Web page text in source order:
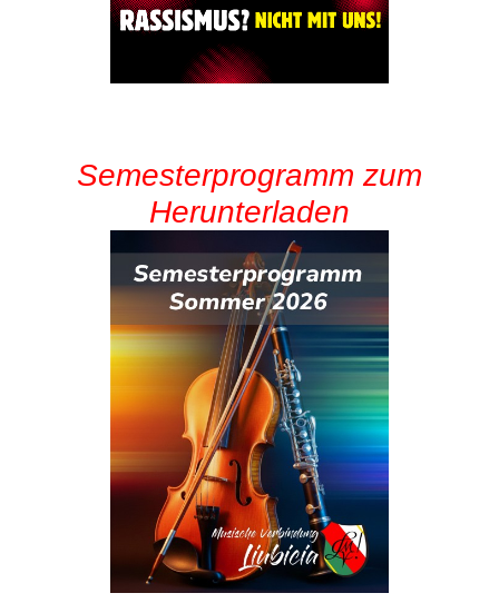
Semesterprogramm zum
Herunterladen